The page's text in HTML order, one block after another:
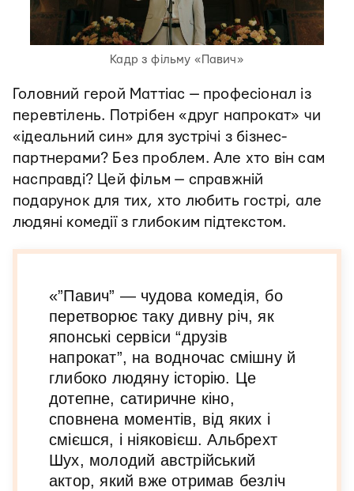
Кадр з фільму «Павич»
Головний герой Маттіас — професіонал із
перевтілень. Потрібен «друг напрокат» чи
«ідеальний син» для зустрічі з бізнес-
партнерами? Без проблем. Але хто він сам
насправді? Цей фільм — справжній
подарунок для тих, хто любить гострі, але
людяні комедії з глибоким підтекстом.
«”Павич” — чудова комедія, бо
перетворює таку дивну річ, як
японські сервіси “друзів
напрокат”, на водночас смішну й
глибоко людяну історію. Це
дотепне, сатиричне кіно,
сповнена моментів, від яких і
смієшся, і ніяковієш. Альбрехт
Шух, молодий австрійський
актор, який вже отримав безліч